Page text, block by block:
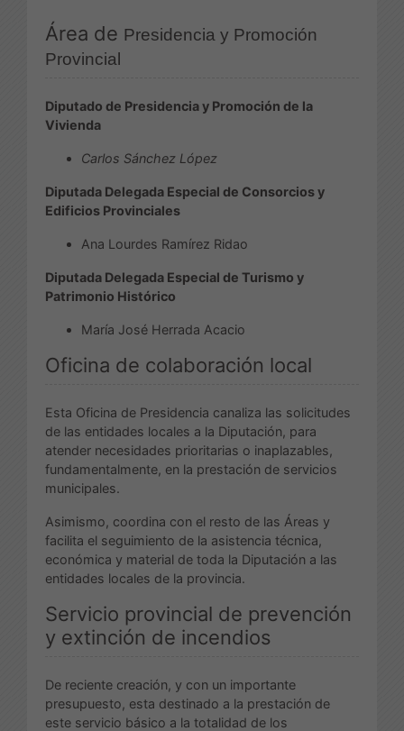
Área de Presidencia y Promoción
Provincial
Diputado de Presidencia y Promoción de la
Vivienda
Carlos Sánchez López
Diputada Delegada Especial de Consorcios y
Edificios Provinciales
Ana Lourdes Ramírez Ridao
Diputada Delegada Especial de Turismo y
Patrimonio Histórico
María José Herrada Acacio
Oficina de colaboración local
Esta Oficina de Presidencia canaliza las solicitudes
de las entidades locales a la Diputación, para
atender necesidades prioritarias o inaplazables,
fundamentalmente, en la prestación de servicios
municipales.
Asimismo, coordina con el resto de las Áreas y
facilita el seguimiento de la asistencia técnica,
económica y material de toda la Diputación a las
entidades locales de la provincia.
Servicio provincial de prevención
y extinción de incendios
De reciente creación, y con un importante
presupuesto, esta destinado a la prestación de
este servicio básico a la totalidad de los